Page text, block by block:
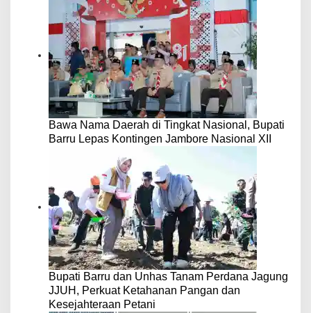
Bawa Nama Daerah di Tingkat Nasional, Bupati
Barru Lepas Kontingen Jambore Nasional XII
Bupati Barru dan Unhas Tanam Perdana Jagung
JJUH, Perkuat Ketahanan Pangan dan
Kesejahteraan Petani